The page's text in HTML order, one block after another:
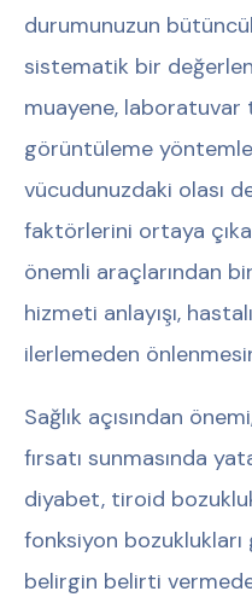
durumunuzun
sistematik bir
muayene,
görüntüleme
vücudunuzdaki olası
faktörlerini ortaya
önemli araçlarından
hizmeti anlayışı,
ilerlemeden
Sağlık açısından
fırsatı sunmasında
diyabet, tiroid
fonksiyon
belirgin belirti